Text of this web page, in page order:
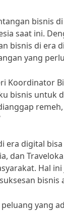
bisnis
saat ini.
bisnis di era
yang
Koordinator
bisnis untuk
era digital
dan
Hal ini
yang